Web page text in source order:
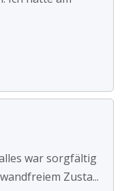
war sorgfältig
Zusta...